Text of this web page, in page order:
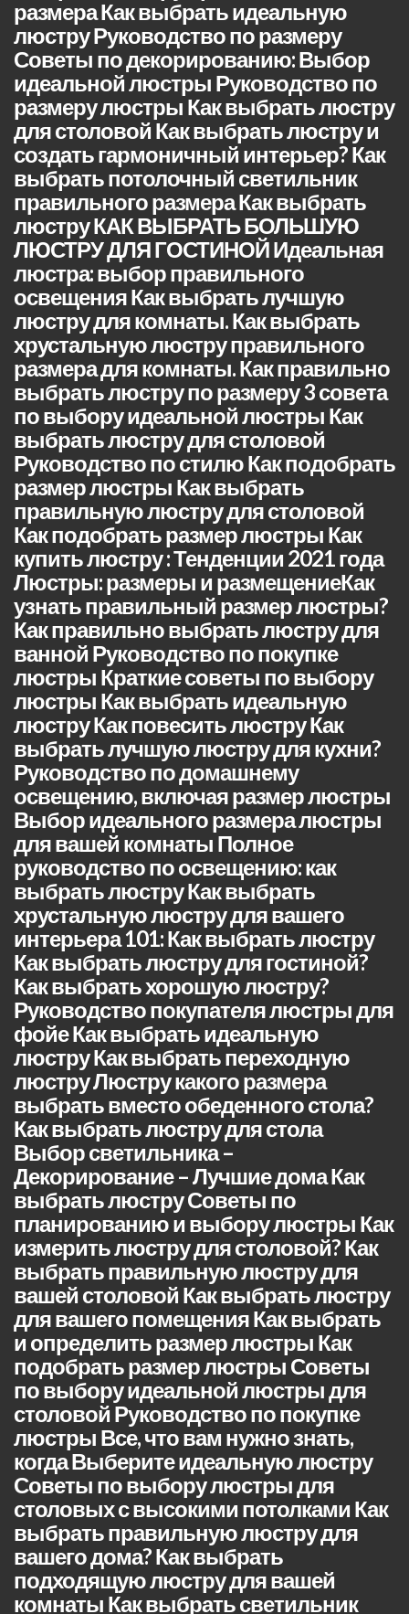
размера Как выбрать идеальную
люстру Руководство по размеру
Советы по декорированию: Выбор
идеальной люстры Руководство по
размеру люстры Как выбрать люстру
для столовой Как выбрать люстру и
создать гармоничный интерьер? Как
выбрать потолочный светильник
правильного размера Как выбрать
люстру КАК ВЫБРАТЬ БОЛЬШУЮ
ЛЮСТРУ ДЛЯ ГОСТИНОЙ Идеальная
люстра: выбор правильного
освещения Как выбрать лучшую
люстру для комнаты. Как выбрать
хрустальную люстру правильного
размера для комнаты. Как правильно
выбрать люстру по размеру 3 совета
по выбору идеальной люстры Как
выбрать люстру для столовой
Руководство по стилю Как подобрать
размер люстры Как выбрать
правильную люстру для столовой
Как подобрать размер люстры Как
купить люстру : Тенденции 2021 года
Люстры: размеры и размещениеКак
узнать правильный размер люстры?
Как правильно выбрать люстру для
ванной Руководство по покупке
люстры Краткие советы по выбору
люстры Как выбрать идеальную
люстру Как повесить люстру Как
выбрать лучшую люстру для кухни?
Руководство по домашнему
освещению, включая размер люстры
Выбор идеального размера люстры
для вашей комнаты Полное
руководство по освещению: как
выбрать люстру Как выбрать
хрустальную люстру для вашего
интерьера 101: Как выбрать люстру
Как выбрать люстру для гостиной?
Как выбрать хорошую люстру?
Руководство покупателя люстры для
фойе Как выбрать идеальную
люстру Как выбрать переходную
люстру Люстру какого размера
выбрать вместо обеденного стола?
Как выбрать люстру для стола
Выбор светильника –
Декорирование – Лучшие дома Как
выбрать люстру Советы по
планированию и выбору люстры Как
измерить люстру для столовой? Как
выбрать правильную люстру для
вашей столовой Как выбрать люстру
для вашего помещения Как выбрать
и определить размер люстры Как
подобрать размер люстры Советы
по выбору идеальной люстры для
столовой Руководство по покупке
люстры Все, что вам нужно знать,
когда Выберите идеальную люстру
Советы по выбору люстры для
столовых с высокими потолками Как
выбрать правильную люстру для
вашего дома? Как выбрать
подходящую люстру для вашей
комнаты Как выбрать светильник